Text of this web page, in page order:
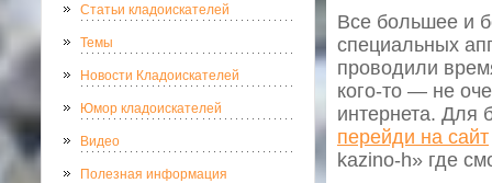
Статьи кладоискателей
Темы
Новости Кладоискателей
Юмор кладоискателей
Видео
Полезная информация
Все большее и
специальных
проводили
кого-то — не
интернета. Для
перейди на сайт
kazino-h» где